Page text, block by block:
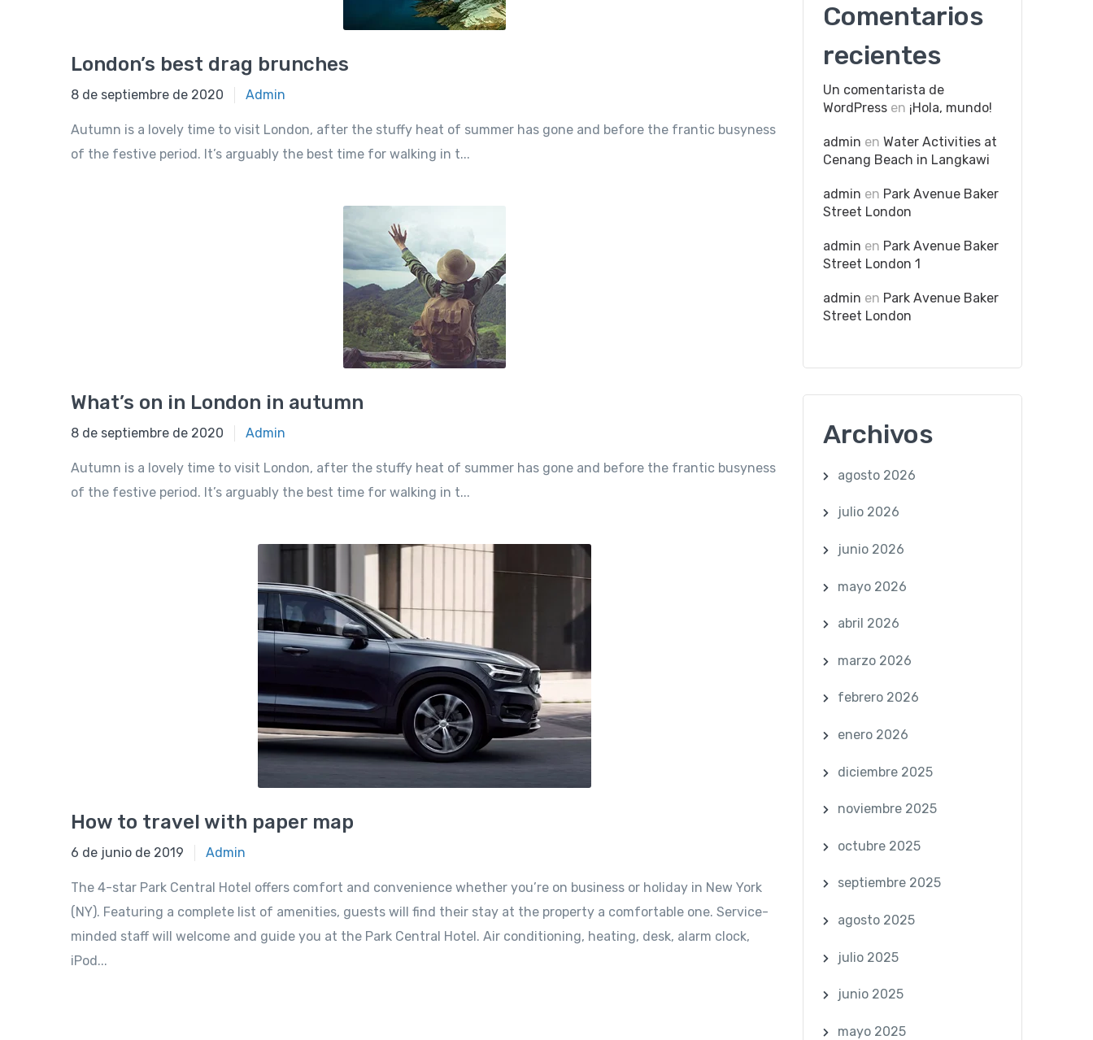
London’s best drag brunches
8 de septiembre de 2020 Admin
Autumn is a lovely time to visit London, after the stuffy heat of summer has gone and before the frantic busyness
of the festive period. It’s arguably the best time for walking in t...
What’s on in London in autumn
8 de septiembre de 2020 Admin
Autumn is a lovely time to visit London, after the stuffy heat of summer has gone and before the frantic busyness
of the festive period. It’s arguably the best time for walking in t...
How to travel with paper map
6 de junio de 2019 Admin
The 4-star Park Central Hotel offers comfort and convenience whether you’re on business or holiday in New York
(NY). Featuring a complete list of amenities, guests will find their stay at the property a comfortable one. Service-
minded staff will welcome and guide you at the Park Central Hotel. Air conditioning, heating, desk, alarm clock,
iPod...
Comentarios
recientes
Un comentarista de
WordPress en ¡Hola, mundo!
admin en Water Activities at
Cenang Beach in Langkawi
admin en Park Avenue Baker
Street London
admin en Park Avenue Baker
Street London 1
admin en Park Avenue Baker
Street London
Archivos
agosto 2026
julio 2026
junio 2026
mayo 2026
abril 2026
marzo 2026
febrero 2026
enero 2026
diciembre 2025
noviembre 2025
octubre 2025
septiembre 2025
agosto 2025
julio 2025
junio 2025
mayo 2025